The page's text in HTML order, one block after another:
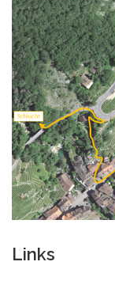
Links